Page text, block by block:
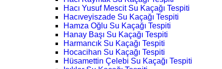
Hacı Yusuf Mescit Su Kaçağı Tespiti
Hacıveyiszade Su Kaçağı Tespiti
Hamza Oğlu Su Kaçağı Tespiti
Hanay Başı Su Kaçağı Tespiti
Harmancık Su Kaçağı Tespiti
Hocacihan Su Kaçağı Tespiti
Hüsamettin Çelebi Su Kaçağı Tespiti